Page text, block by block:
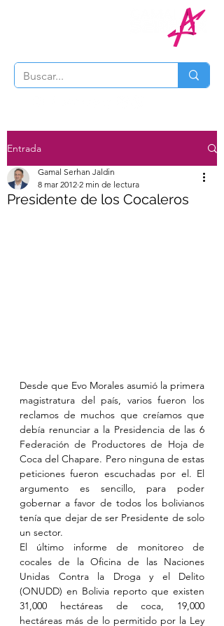
Entrada
Presidente de los Cocaleros
Gamal Serhan Jaldin
8 mar 2012 2 min de lectura
Desde que Evo Morales asumió la primera
magistratura del país, varios fueron los
reclamos de muchos que creíamos que
debía renunciar a la Presidencia de las 6
Federación de Productores de Hoja de
Coca del Chapare. Pero ninguna de estas
peticiones fueron escuchadas por el. El
argumento es sencillo, para poder
gobernar a favor de todos los bolivianos
tenía que dejar de ser Presidente de solo
un sector.
El último informe de monitoreo de
cocales de la Oficina de las Naciones
Unidas Contra la Droga y el Delito
(ONUDD) en Bolivia reporto que existen
31,000 hectáreas de coca, 19,000
hectáreas más de lo permitido por la Ley